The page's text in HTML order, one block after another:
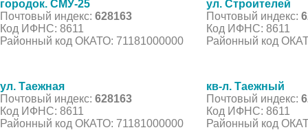
городок. СМУ-25
Почтовый индекс: 628163
Код ИФНС: 8611
Районный код ОКАТО: 71181000000
ул. Строителей
Почтовый индекс:
Код ИФНС: 8611
Районный код
ул. Таежная
Почтовый индекс: 628163
Код ИФНС: 8611
Районный код ОКАТО: 71181000000
кв-л. Таежный
Почтовый индекс:
Код ИФНС: 8611
Районный код